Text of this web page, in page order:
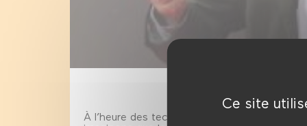
Ce site
À l’heure des technologies numériques, de